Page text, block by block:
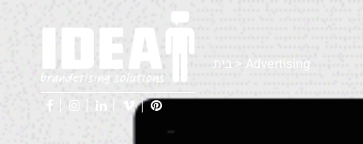
facebookinstagram
linkedin
vimeopinterest
בית > Advertising